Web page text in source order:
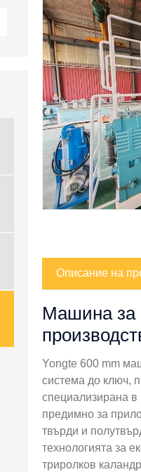
Описание на
Машина за
Yongte 600 mm
система до ключ,
специализирана в
предимно за
твърди и
технологията за
триролков